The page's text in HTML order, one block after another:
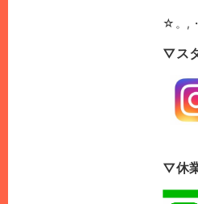
☆。,
▽ス
▽休